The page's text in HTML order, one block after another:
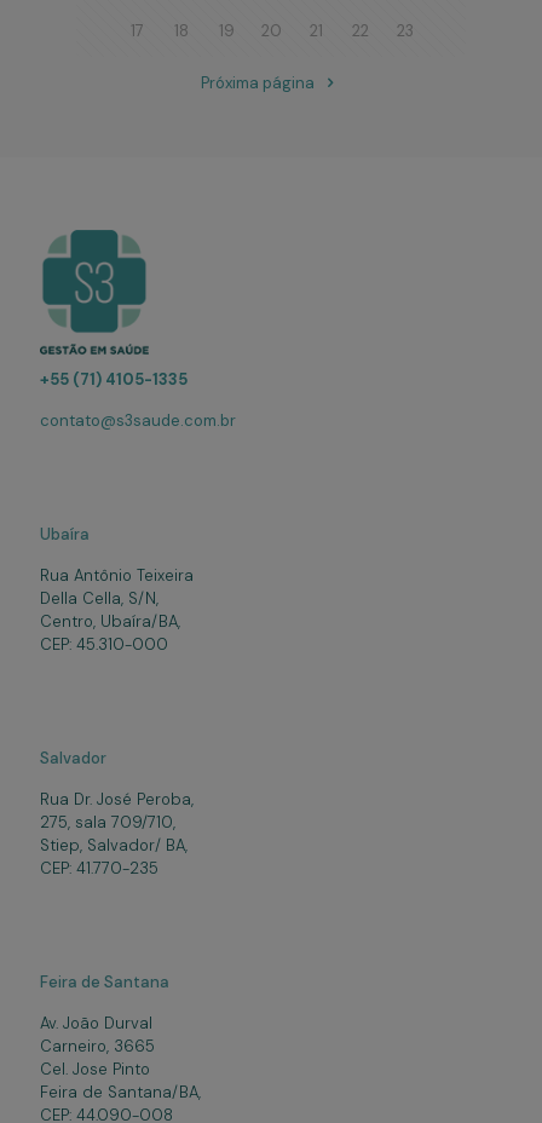
17 18 19 20 21 22 23
Próxima página
+55 (71) 4105-1335
contato@s3saude.com.br
Ubaíra
Rua Antônio Teixeira
Della Cella, S/N,
Centro, Ubaíra/BA,
CEP: 45.310-000
Salvador
Rua Dr. José Peroba,
275, sala 709/710,
Stiep, Salvador/ BA,
CEP: 41.770-235
Feira de Santana
Av. João Durval
Carneiro, 3665
Cel. Jose Pinto
Feira de Santana/BA,
CEP: 44.090-008